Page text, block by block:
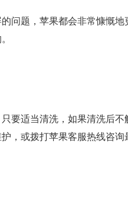
问题，苹果都会非常慷慨地
要适当清洗，如果清洗后不
，或拨打苹果客服热线咨询